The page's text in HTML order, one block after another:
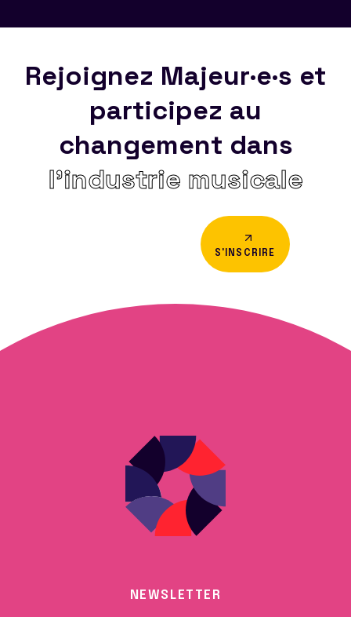
Rejoignez Majeur·e·s et
participez au
changement dans
l’industrie musicale
S'INSCRIRE
NEWSLETTER